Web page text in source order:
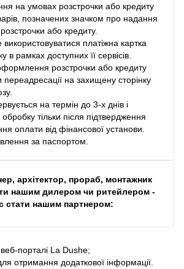
на умовах розстрочки або кредиту
позначених значком про надання
або кредиту.
платіжна картка
в рамках доступних її сервісів.
розстрочки або кредиту
переадресації на захищену сторінку
на термін до 3-х днів і
тільки після підтвердження
оплати від фінансової установи.
за паспортом.
архітектор, прораб, монтажник
нашим дилером чи ритейлером -
стати нашим партнером:
порталі La Dushe;
отримання додаткової інформації.